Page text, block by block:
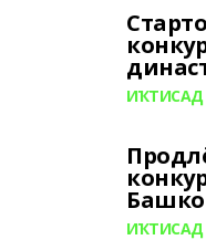
ИҠТИСАД
ИҠТИСАД